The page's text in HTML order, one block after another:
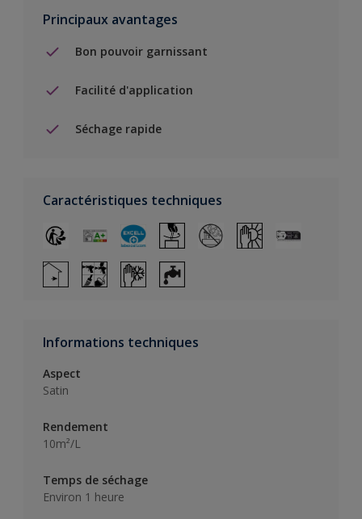
Principaux avantages
Bon pouvoir garnissant
Facilité d'application
Séchage rapide
Caractéristiques techniques
Informations techniques
Aspect
Satin
Rendement
10m²/L
Temps de séchage
Environ 1 heure